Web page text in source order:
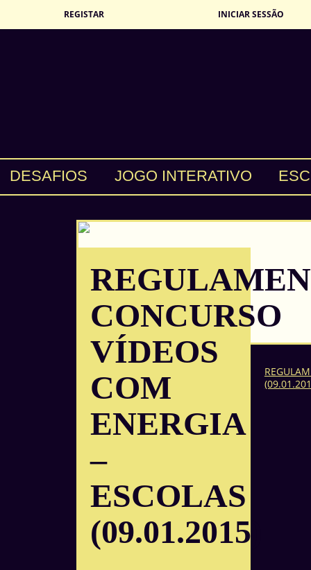
REGISTAR INICIAR SESSÃO
DESAFIOS JOGO INTERATIVO
CONCURSO
VÍDEOS
COM
ENERGIA
–
ESCOLAS
(09.01.2015)